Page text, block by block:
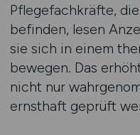
Pflegefachkräfte,
befinden, lesen
sie sich in einem
bewegen. Das
nicht nur
ernsthaft geprüft